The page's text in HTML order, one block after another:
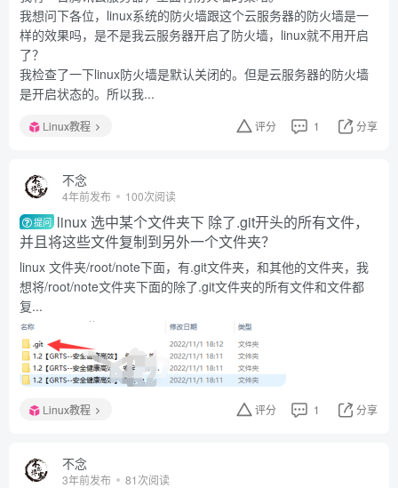
我想问下各位，linux系统的防火墙跟这个云服务器的防火墙是一
样的效果吗，是不是我云服务器开启了防火墙，linux就不用开启
了？
我检查了一下linux防火墙是默认关闭的。但是云服务器的防火墙
是开启状态的。所以我...
Linux教程 评分 1 分享
不念
4年前发布 100次阅读
提问 linux 选中某个文件夹下 除了.git开头的所有文件，
并且将这些文件复制到另外一个文件夹？
linux 文件夹/root/note下面，有.git文件夹，和其他的文件夹，我
想将/root/note文件夹下面的除了.git文件夹的所有文件和文件都
复...
Linux教程 评分 1 分享
不念
3年前发布 81次阅读